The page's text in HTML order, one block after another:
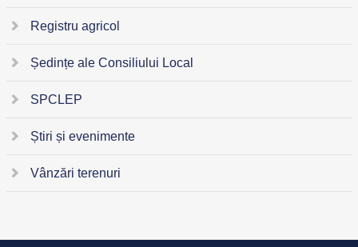
Registru agricol
Ședințe ale Consiliului Local
SPCLEP
Știri și evenimente
Vânzări terenuri